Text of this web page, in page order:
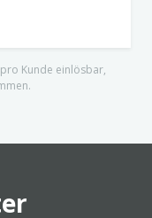
Kunde einlösbar,